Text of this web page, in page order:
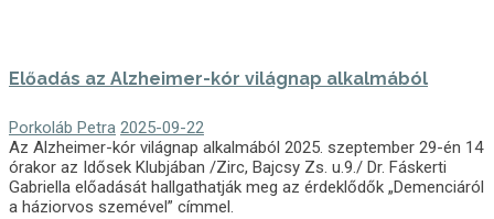
Előadás az Alzheimer-kór világnap alkalmából
Porkoláb Petra 2025-09-22
Az Alzheimer-kór világnap alkalmából 2025. szeptember 29-én 14
órakor az Idősek Klubjában /Zirc, Bajcsy Zs. u.9./ Dr. Fáskerti
Gabriella előadását hallgathatják meg az érdeklődők „Demenciáról
a háziorvos szemével” címmel.